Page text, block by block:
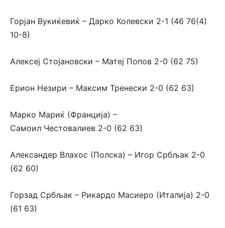
Горјан Вукиќевиќ – Дарко Колевски 2-1 (46 76(4)
10-8)
Алексеј Стојановски – Матеј Попов 2-0 (62 75)
Ерион Незири – Максим Тренески 2-0 (62 63)
Марко Мариќ (Франција) –
Самоил Честовалиев 2-0 (62 63)
Александер Влахос (Полска) – Игор Србљак 2-0
(62 60)
Горзад Србљак – Рикардо Масиеро (Италија) 2-0
(61 63)